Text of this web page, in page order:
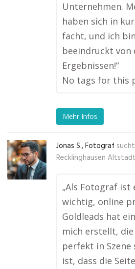
Unternehmen.
haben sich in
facht, und ich
beeindruckt von
Ergebnissen!“
No tags for this
Mehr Infos
Jonas S., Fotograf
Recklinghausen Altstadt
„Als Fotograf ist
wichtig, online
Goldleads hat
mich erstellt,
perfekt in Szene
ist, dass die